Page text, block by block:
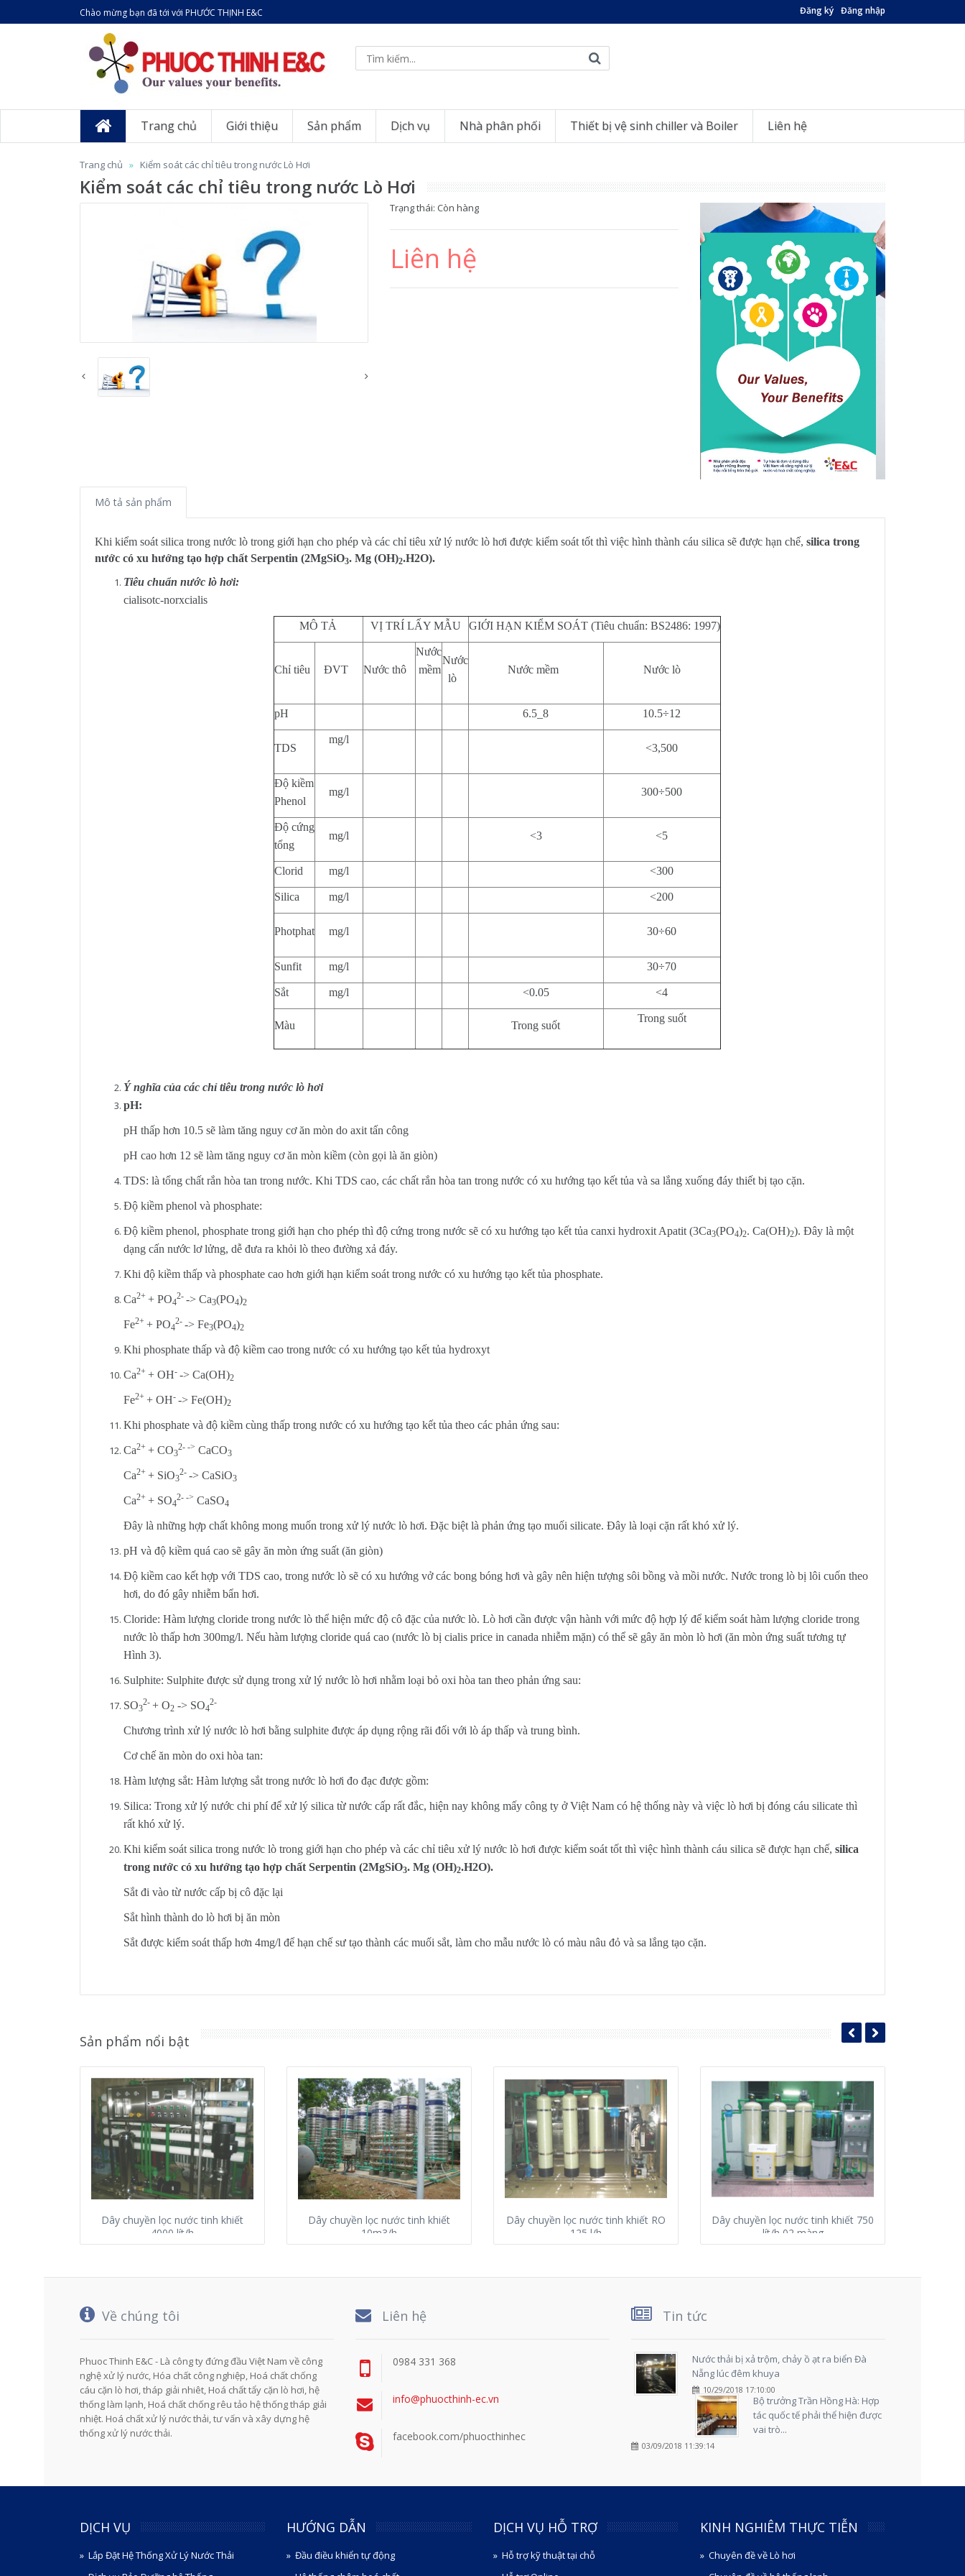
Chào mừng bạn đã tới với PHƯỚC THỊNH E&C Đăng ký Đăng nhập
Trang chủ Giới thiệu Sản phẩm Dịch vụ Nhà phân phối Thiết bị vệ sinh chiller và Boiler Liên hệ
Trang chủ Kiểm soát các chỉ tiêu trong nước Lò Hơi
Kiểm soát các chỉ tiêu trong nước Lò Hơi
Trạng thái: Còn hàng
Liên hệ
Mô tả sản phẩm
Khi kiểm soát silica trong nước lò trong giới hạn cho phép và các chỉ tiêu xử lý nước lò hơi được kiểm soát tốt thì việc hình thành cáu silica sẽ được hạn chế, silica trong
nước có xu hướng tạo hợp chất Serpentin (2MgSiO3. Mg (OH)2.H2O).
Tiêu chuẩn nước lò hơi:
cialisotc-norxcialis
MÔ TẢ VỊ TRÍ LẤY MẪU GIỚI HẠN KIỂM SOÁT (Tiêu chuẩn: BS2486: 1997)
Chỉ tiêu ĐVT Nước thô
Nước
mềm
Nước
lò
Nước mềm Nước lò
pH 6.5_8 10.5÷12
TDS
mg/l
<3,500
Độ kiềm
Phenol
mg/l 300÷500
Độ cứng
tổng
mg/l <3 <5
Clorid mg/l <300
Silica mg/l <200
Photphat mg/l 30÷60
Sunfit mg/l 30÷70
Sắt mg/l <0.05 <4
Màu Trong suốt
Trong suốt
Ý nghĩa của các chỉ tiêu trong nước lò hơi
pH:
pH thấp hơn 10.5 sẽ làm tăng nguy cơ ăn mòn do axit tấn công
pH cao hơn 12 sẽ làm tăng nguy cơ ăn mòn kiềm (còn gọi là ăn giòn)
TDS: là tổng chất rắn hòa tan trong nước. Khi TDS cao, các chất rắn hòa tan trong nước có xu hướng tạo kết tủa và sa lắng xuống đáy thiết bị tạo cặn.
Độ kiềm phenol và phosphate:
Độ kiềm phenol, phosphate trong giới hạn cho phép thì độ cứng trong nước sẽ có xu hướng tạo kết tủa canxi hydroxit Apatit (3Ca3(PO4)2. Ca(OH)2). Đây là một
dạng cấn nước lơ lửng, dễ đưa ra khỏi lò theo đường xả đáy.
Khi độ kiềm thấp và phosphate cao hơn giới hạn kiểm soát trong nước có xu hướng tạo kết tủa phosphate.
Ca2+ + PO4
2- -> Ca3(PO4)2
Fe2+ + PO4
2- -> Fe3(PO4)2
Khi phosphate thấp và độ kiềm cao trong nước có xu hướng tạo kết tủa hydroxyt
Ca2+ + OH- -> Ca(OH)2
Fe2+ + OH- -> Fe(OH)2
Khi phosphate và độ kiềm cùng thấp trong nước có xu hướng tạo kết tủa theo các phản ứng sau:
Ca2+ + CO3
2- -> CaCO3
Ca2+ + SiO3
2- -> CaSiO3
Ca2+ + SO4
2- -> CaSO4
Đây là những hợp chất không mong muốn trong xử lý nước lò hơi. Đặc biệt là phản ứng tạo muối silicate. Đây là loại cặn rất khó xử lý.
pH và độ kiềm quá cao sẽ gây ăn mòn ứng suất (ăn giòn)
Độ kiềm cao kết hợp với TDS cao, trong nước lò sẽ có xu hướng vở các bong bóng hơi và gây nên hiện tượng sôi bồng và mồi nước. Nước trong lò bị lôi cuốn theo
hơi, do đó gây nhiễm bẩn hơi.
Cloride: Hàm lượng cloride trong nước lò thể hiện mức độ cô đặc của nước lò. Lò hơi cần được vận hành với mức độ hợp lý để kiểm soát hàm lượng cloride trong
nước lò thấp hơn 300mg/l. Nếu hàm lượng cloride quá cao (nước lò bị cialis price in canada nhiễm mặn) có thể sẽ gây ăn mòn lò hơi (ăn mòn ứng suất tương tự
Hình 3).
Sulphite: Sulphite được sử dụng trong xử lý nước lò hơi nhằm loại bỏ oxi hòa tan theo phản ứng sau:
SO3
2- + O2 -> SO4
2-
Chương trình xử lý nước lò hơi bằng sulphite được áp dụng rộng rãi đối với lò áp thấp và trung bình.
Cơ chế ăn mòn do oxi hòa tan:
Hàm lượng sắt: Hàm lượng sắt trong nước lò hơi đo đạc được gồm:
Silica: Trong xử lý nước chi phí để xử lý silica từ nước cấp rất đắc, hiện nay không mấy công ty ở Việt Nam có hệ thống này và việc lò hơi bị đóng cáu silicate thì
rất khó xử lý.
Khi kiểm soát silica trong nước lò trong giới hạn cho phép và các chỉ tiêu xử lý nước lò hơi được kiểm soát tốt thì việc hình thành cáu silica sẽ được hạn chế, silica
trong nước có xu hướng tạo hợp chất Serpentin (2MgSiO3. Mg (OH)2.H2O).
Sắt đi vào từ nước cấp bị cô đặc lại
Sắt hình thành do lò hơi bị ăn mòn
Sắt được kiểm soát thấp hơn 4mg/l để hạn chế sư tạo thành các muối sắt, làm cho mẫu nước lò có màu nâu đỏ và sa lắng tạo cặn.
Sản phẩm nổi bật
Dây chuyền lọc nước tinh khiết
4000 lít/h
Dây chuyền lọc nước tinh khiết
10m3/h
Dây chuyền lọc nước tinh khiết RO
125 l/h
Dây chuyền lọc nước tinh khiết 750
lít/h 02 màng
Về chúng tôi
Phuoc Thinh E&C - Là công ty đứng đầu Việt Nam về công
nghệ xử lý nước, Hóa chất công nghiệp, Hoá chất chống
cáu cặn lò hơi, tháp giải nhiêt, Hoá chất tẩy cặn lò hơi, hệ
thống làm lạnh, Hoá chất chống rêu tảo hệ thống tháp giải
nhiệt. Hoá chất xử lý nước thải, tư vấn và xây dựng hệ
thống xử lý nước thải.
Liên hệ
0984 331 368
info@phuocthinh-ec.vn
facebook.com/phuocthinhec
Tin tức
Nước thải bị xả trộm, chảy ồ ạt ra biển Đà
Nẵng lúc đêm khuya
10/29/2018 17:10:00
Bộ trưởng Trần Hồng Hà: Hợp
tác quốc tế phải thể hiện được
vai trò...
03/09/2018 11:39:14
DỊCH VỤ
Lắp Đặt Hệ Thống Xử Lý Nước Thải
HƯỚNG DẪN
Đầu điều khiển tự động
DỊCH VỤ HỖ TRỢ
Hỗ trợ kỹ thuật tại chỗ
KINH NGHIÊM THỰC TIỄN
Chuyên đề về Lò hơi